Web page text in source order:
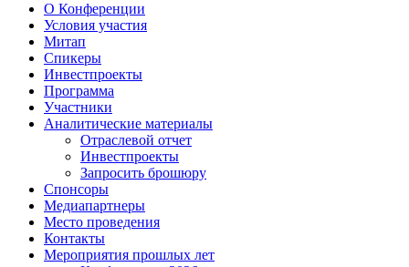
О Конференции
Условия участия
Митап
Спикеры
Инвестпроекты
Программа
Участники
Аналитические материалы
Отраслевой отчет
Инвестпроекты
Запросить брошюру
Спонсоры
Медиапартнеры
Место проведения
Контакты
Мероприятия прошлых лет